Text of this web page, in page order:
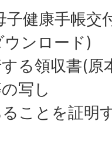
子健康手帳交
ンロード)
る領収書(原
写し
ことを証明